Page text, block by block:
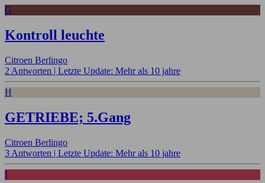
G
Kontroll leuchte
Citroen Berlingo
2 Antworten | Letzte Update: Mehr als 10 jahre
H
GETRIEBE; 5.Gang
Citroen Berlingo
3 Antworten | Letzte Update: Mehr als 10 jahre
I